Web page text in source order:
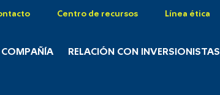
Centro de recursos Línea ética
COMPAÑÍA RELACIÓN CON INVERSIONISTAS